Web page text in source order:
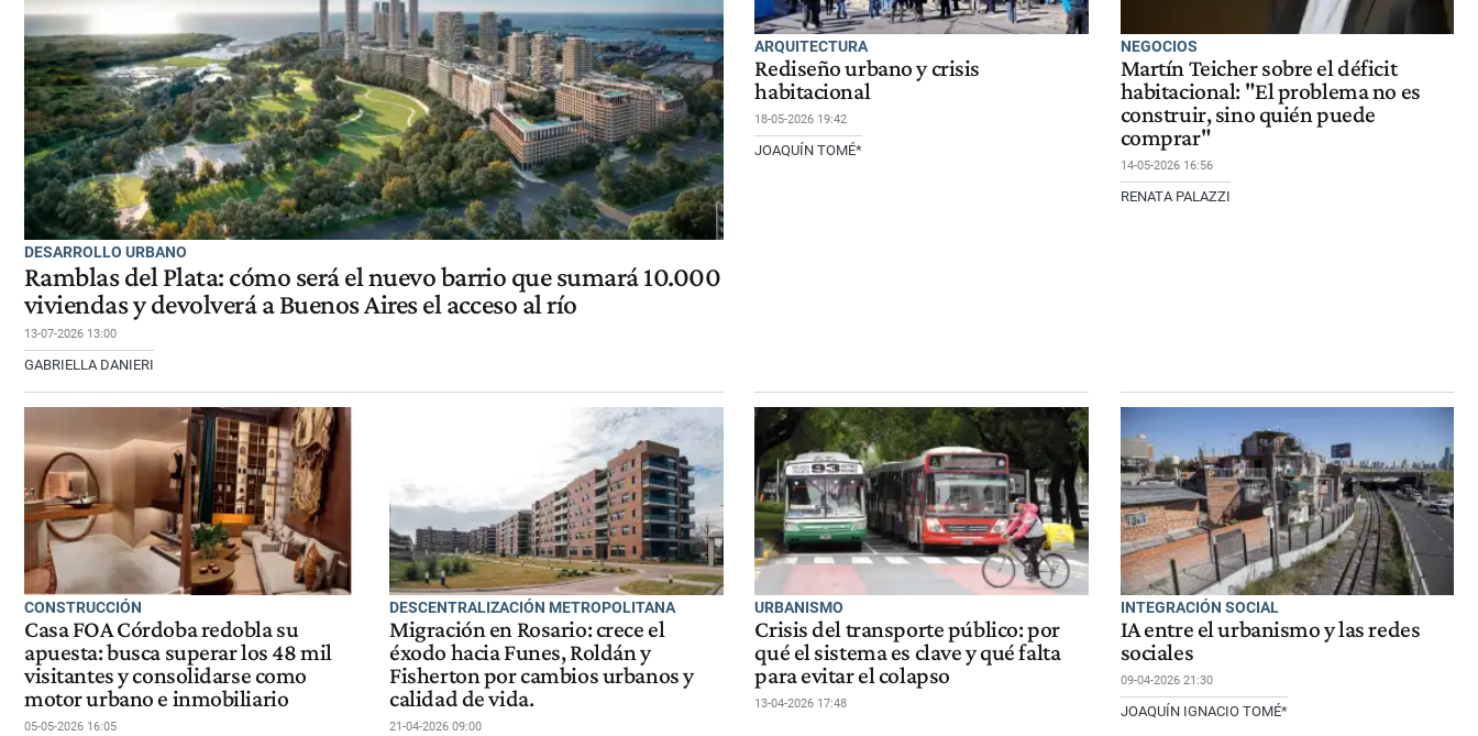
DESARROLLO URBANO
Ramblas del Plata: cómo será el nuevo barrio que sumará 10.000
viviendas y devolverá a Buenos Aires el acceso al río
13-07-2026 13:00
GABRIELLA DANIERI
ARQUITECTURA
Rediseño urbano y crisis
habitacional
18-05-2026 19:42
JOAQUÍN TOMÉ*
NEGOCIOS
Martín Teicher sobre el déficit
habitacional: "El problema no es
construir, sino quién puede
comprar"
14-05-2026 16:56
RENATA PALAZZI
CONSTRUCCIÓN
Casa FOA Córdoba redobla su
apuesta: busca superar los 48 mil
visitantes y consolidarse como
motor urbano e inmobiliario
05-05-2026 16:05
DESCENTRALIZACIÓN METROPOLITANA
Migración en Rosario: crece el
éxodo hacia Funes, Roldán y
Fisherton por cambios urbanos y
calidad de vida.
21-04-2026 09:00
URBANISMO
Crisis del transporte público: por
qué el sistema es clave y qué falta
para evitar el colapso
13-04-2026 17:48
INTEGRACIÓN SOCIAL
IA entre el urbanismo y las redes
sociales
09-04-2026 21:30
JOAQUÍN IGNACIO TOMÉ*